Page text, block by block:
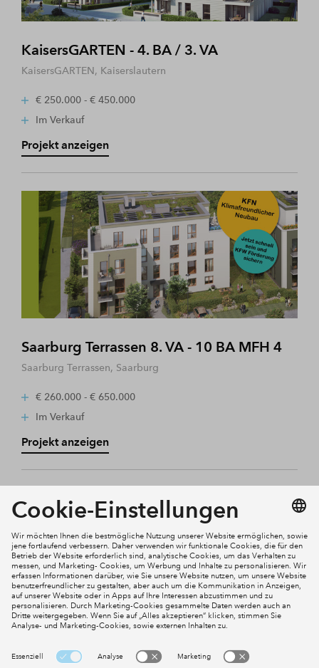
KaisersGARTEN - 4. BA / 3. VA
KaisersGARTEN, Kaiserslautern
€ 250.000 - € 450.000
Im Verkauf
Projekt anzeigen
Saarburg Terrassen 8. VA - 10 BA MFH 4
Saarburg Terrassen, Saarburg
€ 260.000 - € 650.000
Im Verkauf
Projekt anzeigen
Aichwald, Aichwald